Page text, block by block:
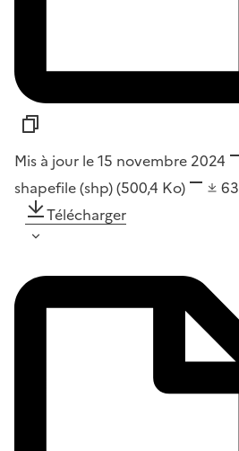
Mis à jour le 15 novembre 2024
shapefile (shp)(500,4 Ko) 63
Télécharger